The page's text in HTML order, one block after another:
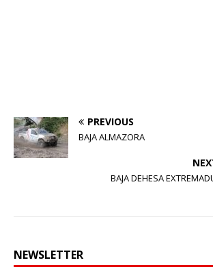
PREVIOUS
BAJA ALMAZORA
BAJA DEHESA
NEWSLETTER